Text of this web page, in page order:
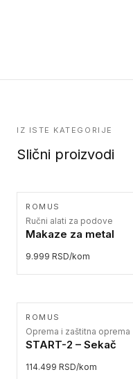
IZ ISTE KATEGORIJE
Slični proizvodi
ROMUS
Ručni alati za podove
Makaze za metal
9.999 RSD/kom
ROMUS
Oprema i zaštitna oprema
START-2 – Sekač
114.499 RSD/kom